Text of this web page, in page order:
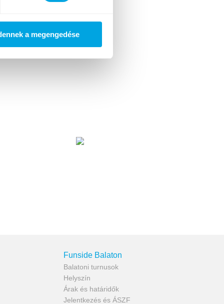
a megengedése
Funside Balaton
Balatoni turnusok
Helyszín
Árak és határidők
Jelentkezés és ÁSZF